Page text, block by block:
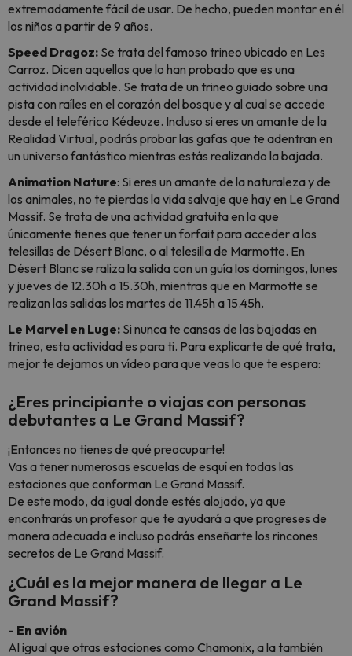
extremadamente fácil de usar. De hecho, pueden montar en él
los niños a partir de 9 años.
Speed Dragoz: Se trata del famoso trineo ubicado en Les
Carroz. Dicen aquellos que lo han probado que es una
actividad inolvidable. Se trata de un trineo guiado sobre una
pista con raíles en el corazón del bosque y al cual se accede
desde el teleférico Kédeuze. Incluso si eres un amante de la
Realidad Virtual, podrás probar las gafas que te adentran en
un universo fantástico mientras estás realizando la bajada.
Animation Nature: Si eres un amante de la naturaleza y de
los animales, no te pierdas la vida salvaje que hay en Le Grand
Massif. Se trata de una actividad gratuita en la que
únicamente tienes que tener un forfait para acceder a los
telesillas de Désert Blanc, o al telesilla de Marmotte. En
Désert Blanc se raliza la salida con un guía los domingos, lunes
y jueves de 12.30h a 15.30h, mientras que en Marmotte se
realizan las salidas los martes de 11.45h a 15.45h.
Le Marvel en Luge: Si nunca te cansas de las bajadas en
trineo, esta actividad es para ti. Para explicarte de qué trata,
mejor te dejamos un vídeo para que veas lo que te espera:
¿Eres principiante o viajas con personas
debutantes a Le Grand Massif?
¡Entonces no tienes de qué preocuparte!
Vas a tener numerosas escuelas de esquí en todas las
estaciones que conforman Le Grand Massif.
De este modo, da igual donde estés alojado, ya que
encontrarás un profesor que te ayudará a que progreses de
manera adecuada e incluso podrás enseñarte los rincones
secretos de Le Grand Massif.
¿Cuál es la mejor manera de llegar a Le
Grand Massif?
- En avión
Al igual que otras estaciones como Chamonix, a la también